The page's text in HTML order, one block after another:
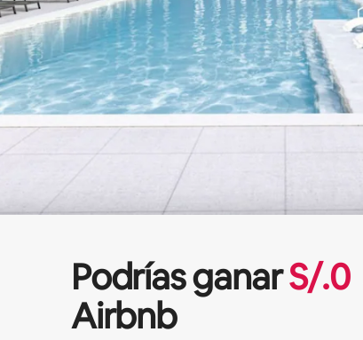
Podrías ganarS/.0
Airbnb